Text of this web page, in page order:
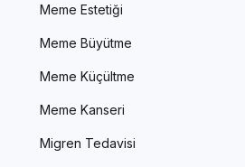
Meme Estetiği
Meme Büyütme
Meme Küçültme
Meme Kanseri
Migren Tedavisi